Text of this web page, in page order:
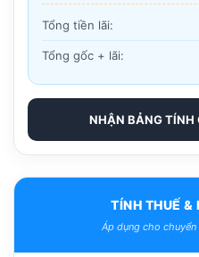
Tổng tiền lãi:
Tổng gốc + lãi:
NHẬN BẢNG TÍNH
TÍNH THUẾ &
Áp dụng cho